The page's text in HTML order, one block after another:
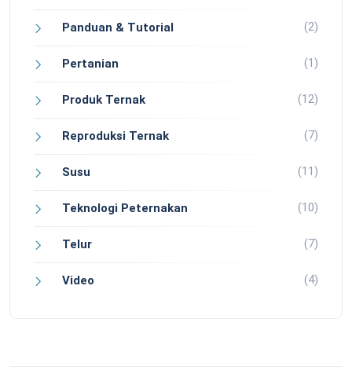
Panduan & Tutorial (2)
Pertanian (1)
Produk Ternak (12)
Reproduksi Ternak (7)
Susu (11)
Teknologi Peternakan (10)
Telur (7)
Video (4)